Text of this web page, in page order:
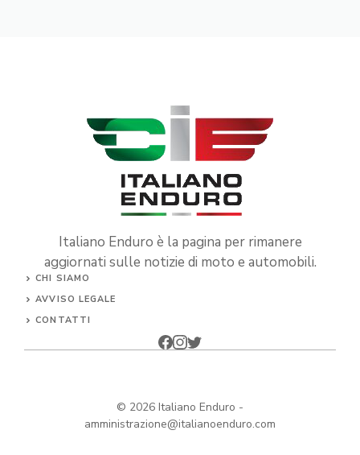
Italiano Enduro è la pagina per rimanere
aggiornati sulle notizie di moto e automobili.
CHI SIAMO
AVVISO LEGALE
CONTATTI
© 2026 Italiano Enduro -
amministrazione@italianoenduro.com